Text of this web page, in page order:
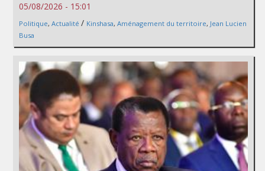
05/08/2026 - 15:01
Politique, Actualité / Kinshasa, Aménagement du territoire, Jean Lucien
Busa